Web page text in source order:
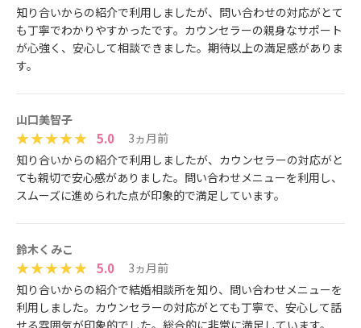
​‌‌​​‌​​‍​‌‌​​‌​‌‍​​‌‌‌​​​‍​‌‌​​​‌​‍​​‌‌​​​​‍​‌‌​​‌​​‍​​‌‌‌​​​‍​‌‌​​​‌‌‍​‌‌​​‌‌​‍​​‌‌​​‌​知り合いからの紹介で利用しましたが、問い合わせの対応がとて
も丁寧でわかりやすかったです。カウンセラーの親身なサポート
が心強く、安心して相談できました。期待以上の満足感がありま
す。
山口美智子
5.0
3ヵ月前
​​‌‌‌​​​‍​​‌‌​‌​‌‍​​‌‌​​​​‍​​‌‌​‌‌​‍​​‌‌​‌​​‍​‌‌​​‌​‌‍​​‌‌​‌​‌‍​​‌‌​​‌​‍​‌‌​​‌‌​‍​​‌‌‌​​‌知り合いからの紹介で利用しましたが、カウンセラーの対応がと
ても親切で安心感がありました。問い合わせメニューを利用し、
スムーズに進められた点が印象的で満足しています。
鈴木くみこ
5.0
3ヵ月前
​​‌‌​​‌​‍​​‌‌​‌‌‌‍​‌‌​​​​‌‍​‌‌​​‌​​‍​‌‌​​‌​‌‍​​‌‌​‌‌‌‍​​‌‌​​‌​‍​‌‌​​‌‌​‍​​‌‌​‌​​‍​​‌‌​​​‌知り合いからの紹介で結婚相談所を知り、問い合わせメニューを
利用しました。カウンセラーの対応がとても丁寧で、安心して話
せる雰囲気が印象的でした。総合的に非常に満足しています。